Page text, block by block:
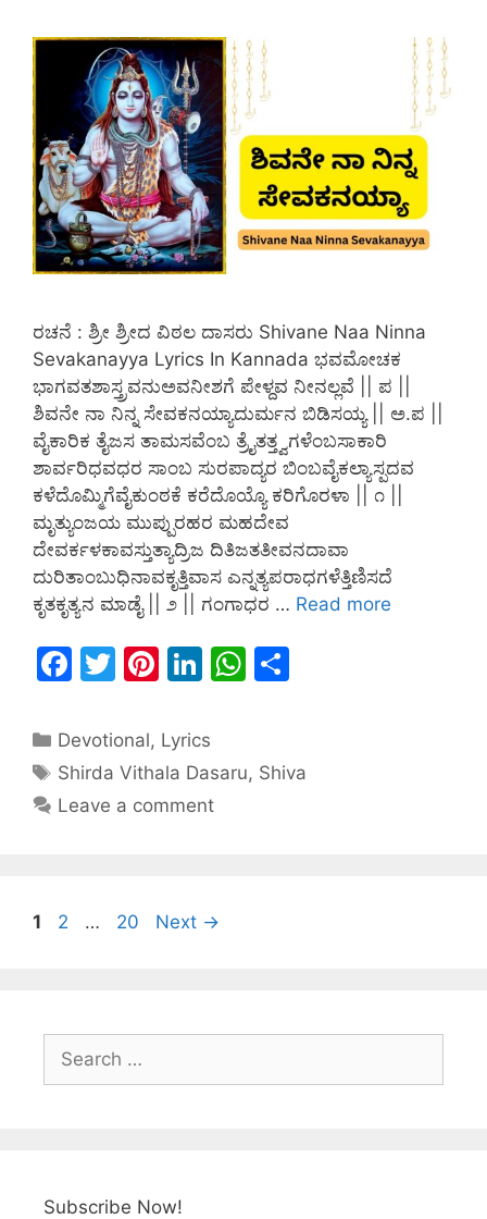
ರಚನೆ : ಶ್ರೀ ಶ್ರೀದ ವಿಠಲ ದಾಸರು Shivane Naa Ninna
Sevakanayya Lyrics In Kannada ಭವಮೋಚಕ
ಭಾಗವತಶಾಸ್ತ್ರವನುಅವನೀಶಗೆ ಪೇಳ್ದವ ನೀನಲ್ಲವೆ || ಪ ||
ಶಿವನೇ ನಾ ನಿನ್ನ ಸೇವಕನಯ್ಯಾದುರ್ಮನ ಬಿಡಿಸಯ್ಯ || ಅ.ಪ ||
ವೈಕಾರಿಕ ತೈಜಸ ತಾಮಸವೆಂಬ ತ್ರೈತತ್ತ್ವಗಳೆಂಬಸಾಕಾರಿ
ಶಾರ್ವರಿಧವಧರ ಸಾಂಬ ಸುರಪಾದ್ಯರ ಬಿಂಬವೈಕಲ್ಯಾಸ್ಪದವ
ಕಳೆದೊಮ್ಮಿಗೆವೈಕುಂಠಕೆ ಕರೆದೊಯ್ಯೊ ಕರಿಗೊರಳಾ || ೧ ||
ಮೃತ್ಯುಂಜಯ ಮುಪ್ಪುರಹರ ಮಹದೇವ
ದೇವರ್ಕಳಕಾವಸ್ತುತ್ಯಾದ್ರಿಜ ದಿತಿಜತತೀವನದಾವಾ
ದುರಿತಾಂಬುಧಿನಾವಕೃತ್ತಿವಾಸ ಎನ್ನತ್ಯಪರಾಧಗಳೆತ್ತಿಣಿಸದೆ
ಕೃತಕೃತ್ಯನ ಮಾಡೈ || ೨ || ಗಂಗಾಧರ … Read more
F
c
e
b
T
itt
er
Pi
er
e
st
Li
k
e
dI
W
s e
Devotional, Lyrics
Shirda Vithala Dasaru, Shiva
Leave a comment
1 2 … 20 Next →
Subscribe Now!